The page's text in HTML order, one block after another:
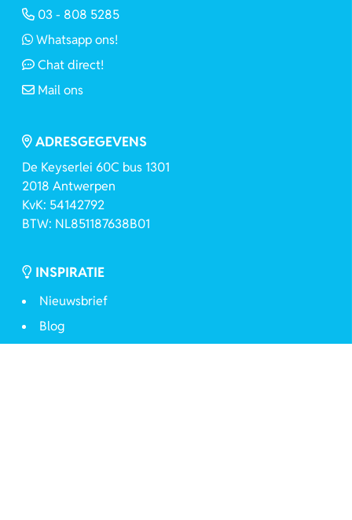
03 - 808 5285
Whatsapp ons!
Chat direct!
Mail ons
ADRESGEGEVENS
De Keyserlei 60C bus 1301
2018 Antwerpen
KvK: 54142792
BTW: NL851187638B01
INSPIRATIE
Nieuwsbrief
Blog